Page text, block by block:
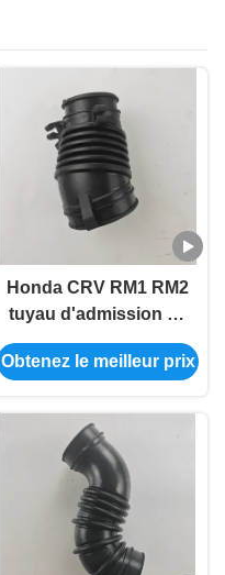
Honda CRV RM1 RM2
tuyau d'admission de
voiture tuyau
d'admission de turbo
J00
Obtenez le meilleur prix